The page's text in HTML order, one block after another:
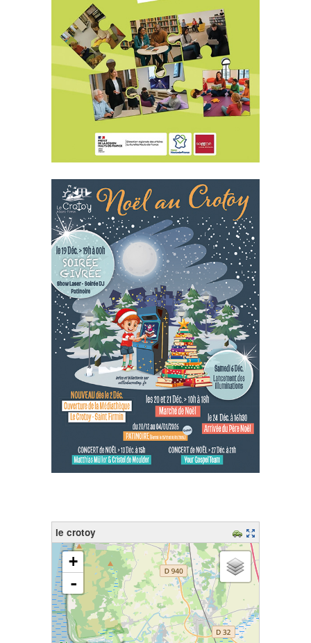
le crotoy
chargement de la carte - veuillez patienter...
+
-